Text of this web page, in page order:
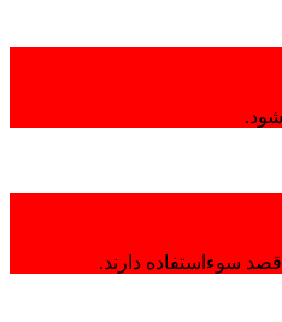
سوءاستفاده دارند.